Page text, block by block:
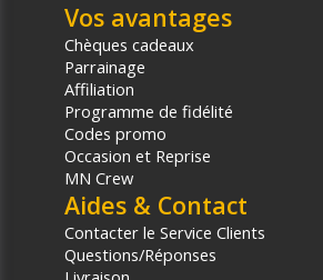
Vos avantages
Chèques cadeaux
Parrainage
Affiliation
Programme de fidélité
Codes promo
Occasion et Reprise
MN Crew
Aides & Contact
Contacter le Service Clients
Questions/Réponses